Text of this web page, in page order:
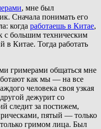
, мне был
Сначала понимать его
когда работаешь в Китае,
с большим техническим
Китае. Тогда работать
гримерами общаться мне
как мы — на все
человека своя узкая
дежурит со
следит за постижем,
пятый — только
гримом лица. Был